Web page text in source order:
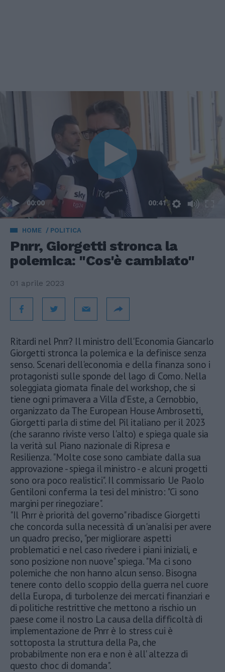
00:00 00:41
HOME POLITICA
Pnrr, Giorgetti stronca la
polemica: "Cos'è cambiato"
01 aprile 2023
Ritardi nel Pnrr? Il ministro dell'Economia Giancarlo
Giorgetti stronca la polemica e la definisce senza
senso. Scenari dell'economia e della finanza sono i
protagonisti sulle sponde del lago di Como. Nella
soleggiata giornata finale del workshop, che si
tiene ogni primavera a Villa d'Este, a Cernobbio,
organizzato da The European House Ambrosetti,
Giorgetti parla di stime del Pil italiano per il 2023
(che saranno riviste verso l'alto) e spiega quale sia
la verità sul Piano nazionale di Ripresa e
Resilienza. "Molte cose sono cambiate dalla sua
approvazione - spiega il ministro - e alcuni progetti
sono ora poco realistici". Il commissario Ue Paolo
Gentiloni conferma la tesi del ministro: "Ci sono
margini per rinegoziare".
"Il Pnrr è priorità del governo" ribadisce Giorgetti
che concorda sulla necessità di un'analisi per avere
un quadro preciso, "per migliorare aspetti
problematici e nel caso rivedere i piani iniziali, e
sono posizione non nuove" spiega. "Ma ci sono
polemiche che non hanno alcun senso. Bisogna
tenere conto dello scoppio della guerra nel cuore
della Europa, di turbolenze dei mercati finanziari e
di politiche restrittive che mettono a rischio un
paese come il nostro La causa della difficoltà di
implementazione de Pnrr è lo stress cui è
sottoposta la struttura della Pa, che
probabilmente non era e non è all' altezza di
questo choc di domanda".